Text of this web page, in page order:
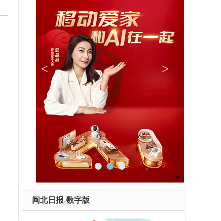
闽北日报-数字版